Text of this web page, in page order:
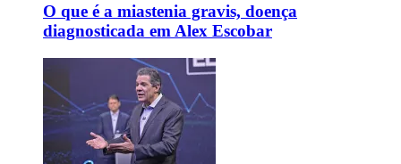
O que é a miastenia gravis, doença
diagnosticada em Alex Escobar